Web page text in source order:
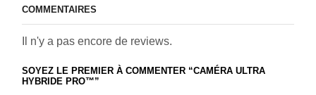
COMMENTAIRES
Il n'y a pas encore de reviews.
SOYEZ LE PREMIER À COMMENTER “CAMÉRA ULTRA
HYBRIDE PRO™”